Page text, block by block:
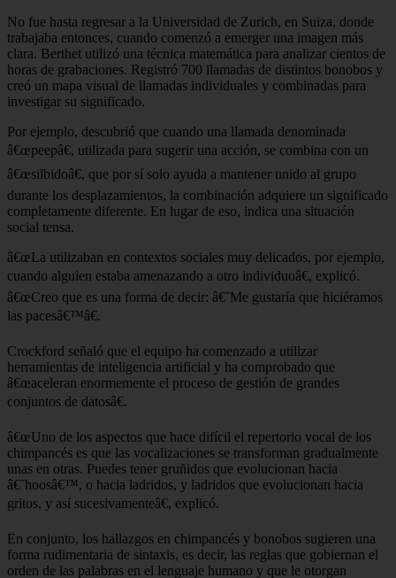
No fue hasta regresar a la Universidad de Zurich, en Suiza, donde
trabajaba entonces, cuando comenzó a emerger una imagen más
clara. Berthet utilizó una técnica matemática para analizar cientos de
horas de grabaciones. Registró 700 llamadas de distintos bonobos y
creó un mapa visual de llamadas individuales y combinadas para
investigar su significado.
Por ejemplo, descubrió que cuando una llamada denominada
â€œpeepâ€, utilizada para sugerir una acción, se combina con un
â€œsilbidoâ€, que por sí solo ayuda a mantener unido al grupo
durante los desplazamientos, la combinación adquiere un significado
completamente diferente. En lugar de eso, indica una situación
social tensa.
â€œLa utilizaban en contextos sociales muy delicados, por ejemplo,
cuando alguien estaba amenazando a otro individuoâ€, explicó.
â€œCreo que es una forma de decir: â€˜Me gustaría que hiciéramos
las pacesâ€™â€.
Crockford señaló que el equipo ha comenzado a utilizar
herramientas de inteligencia artificial y ha comprobado que
â€œaceleran enormemente el proceso de gestión de grandes
conjuntos de datosâ€.
â€œUno de los aspectos que hace difícil el repertorio vocal de los
chimpancés es que las vocalizaciones se transforman gradualmente
unas en otras. Puedes tener gruñidos que evolucionan hacia
â€˜hoosâ€™, o hacia ladridos, y ladridos que evolucionan hacia
gritos, y así sucesivamenteâ€, explicó.
En conjunto, los hallazgos en chimpancés y bonobos sugieren una
forma rudimentaria de sintaxis, es decir, las reglas que gobiernan el
orden de las palabras en el lenguaje humano y que le otorgan